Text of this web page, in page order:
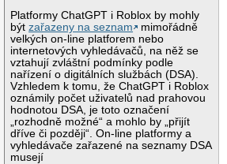
Platformy ChatGPT i Roblox by mohly
býtzařazeny na seznam
mimořádně
velkých on-line platforem nebo
internetových vyhledávačů, na něž se
vztahují zvláštní podmínky podle
nařízení o digitálních službách (DSA).
Vzhledem k tomu, že ChatGPT i Roblox
oznámily počet uživatelů nad prahovou
hodnotou DSA, je toto označení
„rozhodně možné“ a mohlo by „přijít
dříve či později“. On-line platformy a
vyhledávače zařazené na seznamy DSA
musejí